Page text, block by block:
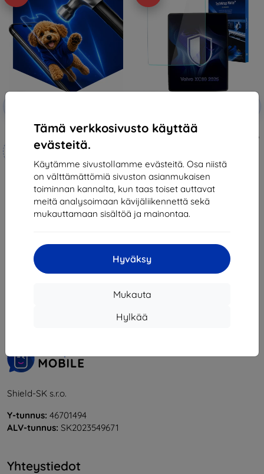
Tämä verkkosivusto käyttää
evästeitä.
Käytämme sivustollamme evästeitä. Osa niistä
on välttämättömiä sivuston asianmukaisen
toiminnan kannalta, kun taas toiset auttavat
meitä analysoimaan kävijäliikennettä sekä
mukauttamaan sisältöä ja mainontaa.
Hyväksy
Mukauta
Hylkää
3mk Hammer protective film
Mittojen mukaan
21,90 €
19,70 €
Varastossa 4 kpl
3mk TechWrap Matte Center
Display Protective film for Volvo
34,10 €
Varastossa > 5 kpl
yhteensä6.
Shield-SK s.r.o.
Y-tunnus: 46701494
ALV-tunnus: SK2023549671
Yhteystiedot